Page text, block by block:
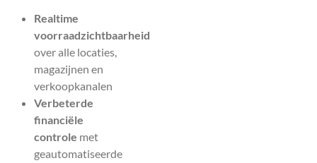
Realtime
voorraadzichtbaarheid
over alle locaties,
magazijnen en
verkoopkanalen
Verbeterde
financiële
controle met
geautomatiseerde